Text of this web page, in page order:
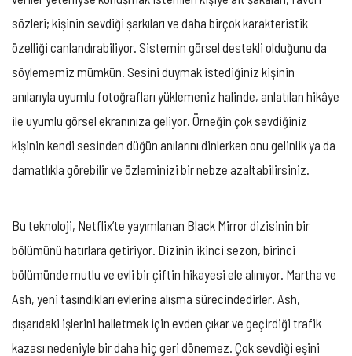
sözleri; kişinin sevdiği şarkıları ve daha birçok karakteristik
özelliği canlandırabiliyor. Sistemin görsel destekli olduğunu da
söylememiz mümkün. Sesini duymak istediğiniz kişinin
anılarıyla uyumlu fotoğrafları yüklemeniz halinde, anlatılan hikâye
ile uyumlu görsel ekranınıza geliyor. Örneğin çok sevdiğiniz
kişinin kendi sesinden düğün anılarını dinlerken onu gelinlik ya da
damatlıkla görebilir ve özleminizi bir nebze azaltabilirsiniz.
Bu teknoloji, Netflix’te yayımlanan Black Mirror dizisinin bir
bölümünü hatırlara getiriyor. Dizinin ikinci sezon, birinci
bölümünde mutlu ve evli bir çiftin hikayesi ele alınıyor. Martha ve
Ash, yeni taşındıkları evlerine alışma sürecindedirler. Ash,
dışarıdaki işlerini halletmek için evden çıkar ve geçirdiği trafik
kazası nedeniyle bir daha hiç geri dönemez. Çok sevdiği eşini